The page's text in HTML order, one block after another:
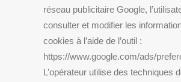
réseau publicitaire Google,
consulter et modifier les
cookies à l’aide de l’outil :
https://www.google.com/ads/
L’opérateur utilise des techniques